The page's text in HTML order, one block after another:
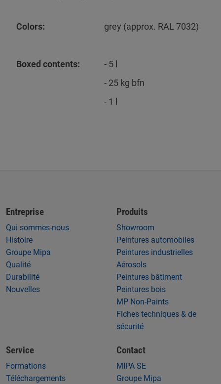
Colors: grey (approx. RAL 7032)
Boxed contents:
- 5 l
- 25 kg bfn
- 1 l
Entreprise
Qui sommes-nous
Histoire
Groupe Mipa
Qualité
Durabilité
Nouvelles
Produits
Showroom
Peintures automobiles
Peintures industrielles
Aérosols
Peintures bâtiment
Peintures bois
MP Non-Paints
Fiches techniques & de
sécurité
Service
Formations
Téléchargements
Contact
MIPA SE
Groupe Mipa